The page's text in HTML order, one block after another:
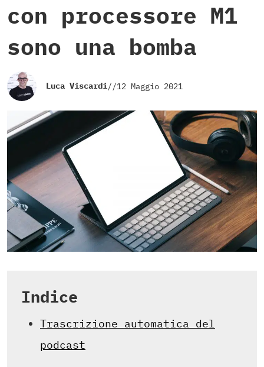
con processore M1
sono una bomba
Luca Viscardi//12 Maggio 2021
Indice
Trascrizione automatica del
podcast